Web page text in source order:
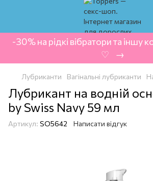
-30% на рідкі вібратори та іншу
‍ ♡ ‍ → ‍
Лубриканти Вагінальні лубриканти
Лубрикант на водній
by Swiss Navy 59 мл
Артикул: SO5642 Написати відгук